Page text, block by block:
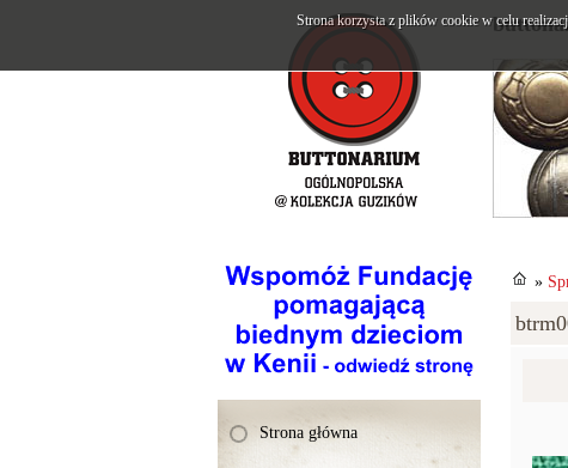
Strona główna
»
Strona korzysta z plików cookie w celu